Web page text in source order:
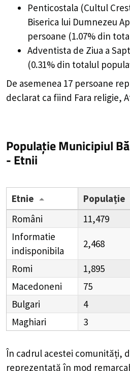
Penticostala (Cultul
Biserica lui Dumnezeu
persoane (1.07% din
Adventista de Ziua a
(0.31% din totalul
De asemenea 17 persoane
declarat ca fiind Fara religie,
Populație Municipiul
- Etnii
Etnie Populație
Români
11,479
Informatie
indisponibila
2,468
Romi 1,895
Macedoneni
75
Bulgari
4
Maghiari
3
În cadrul acestei comunități,
reprezentată în mod